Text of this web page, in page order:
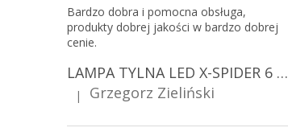
Bardzo dobra i pomocna obsługa,
produkty dobrej jakości w bardzo dobrej
cenie.
LAMPA TYLNA LED X-SPIDER 6 FUNKCJI, R10, R148, R150, IP67, MOCOWANIE NA ŚRUBY [L2425]
Ocena produktu to 5 na 5 gwiazdek.
| Grzegorz Zieliński